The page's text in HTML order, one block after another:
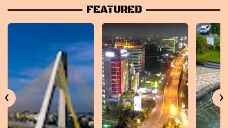
FEATURED
‹ ›